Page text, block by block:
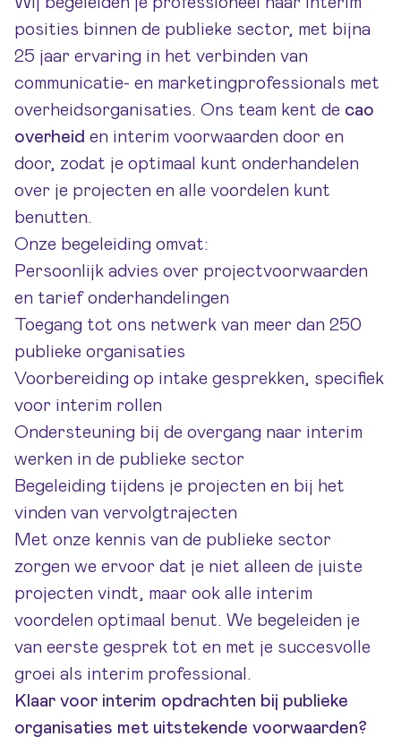
posities binnen de publieke sector, met bijna
25 jaar ervaring in het verbinden van
communicatie- en marketingprofessionals met
overheidsorganisaties. Ons team kent de cao
overheid en interim voorwaarden door en
door, zodat je optimaal kunt onderhandelen
over je projecten en alle voordelen kunt
benutten.
Onze begeleiding omvat:
Persoonlijk advies over projectvoorwaarden
en tarief onderhandelingen
Toegang tot ons netwerk van meer dan 250
publieke organisaties
Voorbereiding op intake gesprekken, specifiek
voor interim rollen
Ondersteuning bij de overgang naar interim
werken in de publieke sector
Begeleiding tijdens je projecten en bij het
vinden van vervolgtrajecten
Met onze kennis van de publieke sector
zorgen we ervoor dat je niet alleen de juiste
projecten vindt, maar ook alle interim
voordelen optimaal benut. We begeleiden je
van eerste gesprek tot en met je succesvolle
groei als interim professional.
Klaar voor interim opdrachten bij publieke
organisaties met uitstekende voorwaarden?